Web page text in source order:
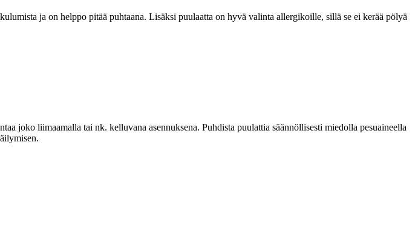
ja on helppo pitää puhtaana. Lisäksi puulaatta on hyvä valinta allergikoille, sillä se ei kerää pölyä
joko liimaamalla tai nk. kelluvana asennuksena. Puhdista puulattia säännöllisesti miedolla pesuaineella